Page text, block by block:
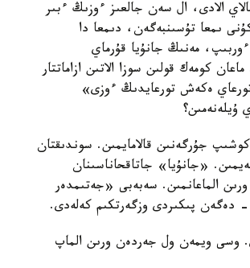
الادى، ال سەن جالعىز ءوزىڭ ءبىر
ىمعا تۇسىنبەگەن، دىمعا دا
مەنىڭ جانۇيا قۇرماي
كومەك قولىن سوزا الاتىن ازاماتتار
ەكەش تورعايدىڭ ءوزى»
ۇيلەنەمىن؟
كوشىپ جۇرگەنىن قالامايمىن. سوندىقتان
«جانۇيا» جاتاقحاناسىنان
الماعانمىن. سەبەبى «جەتىمدەر
- دەگەن پىكىردى وزگەرتكىم كەلەدى.
وسى ويمەن ول جەردەن ورىن الماپ